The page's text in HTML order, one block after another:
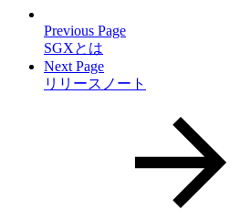
Previous Page
SGXとは
Next Page
リリースノート